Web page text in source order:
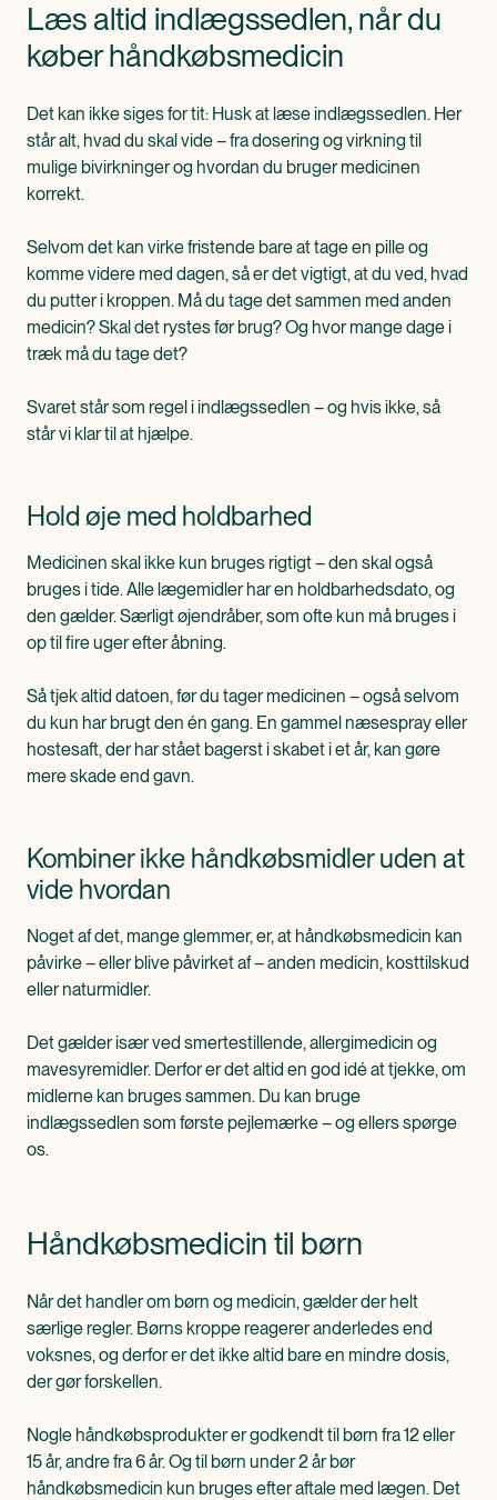
Læs altid indlægssedlen, når du
køber håndkøbsmedicin
Det kan ikke siges for tit: Husk at læse indlægssedlen. Her
står alt, hvad du skal vide – fra dosering og virkning til
mulige bivirkninger og hvordan du bruger medicinen
korrekt.
Selvom det kan virke fristende bare at tage en pille og
komme videre med dagen, så er det vigtigt, at du ved, hvad
du putter i kroppen. Må du tage det sammen med anden
medicin? Skal det rystes før brug? Og hvor mange dage i
træk må du tage det?
Svaret står som regel i indlægssedlen – og hvis ikke, så
står vi klar til at hjælpe.
Hold øje med holdbarhed
Medicinen skal ikke kun bruges rigtigt – den skal også
bruges i tide. Alle lægemidler har en holdbarhedsdato, og
den gælder. Særligt øjendråber, som ofte kun må bruges i
op til fire uger efter åbning.
Så tjek altid datoen, før du tager medicinen – også selvom
du kun har brugt den én gang. En gammel næsespray eller
hostesaft, der har stået bagerst i skabet i et år, kan gøre
mere skade end gavn.
Kombiner ikke håndkøbsmidler uden at
vide hvordan
Noget af det, mange glemmer, er, at håndkøbsmedicin kan
påvirke – eller blive påvirket af – anden medicin, kosttilskud
eller naturmidler.
Det gælder især ved smertestillende, allergimedicin og
mavesyremidler. Derfor er det altid en god idé at tjekke, om
midlerne kan bruges sammen. Du kan bruge
indlægssedlen som første pejlemærke – og ellers spørge
os.
Håndkøbsmedicin til børn
Når det handler om børn og medicin, gælder der helt
særlige regler. Børns kroppe reagerer anderledes end
voksnes, og derfor er det ikke altid bare en mindre dosis,
der gør forskellen.
Nogle håndkøbsprodukter er godkendt til børn fra 12 eller
15 år, andre fra 6 år. Og til børn under 2 år bør
håndkøbsmedicin kun bruges efter aftale med lægen. Det